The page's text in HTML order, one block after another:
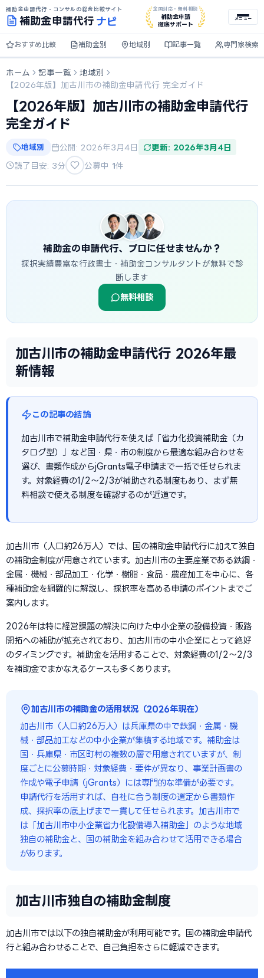
補助金申請代行・コンサルの総合比較サイト
補助金申請代行 ナビ
全国対応・無料相談
補助金申請
徹底サポート
メニュー
おすすめ比較 補助金別 地域別 記事一覧 専門家検索
ホーム 記事一覧
地域別
【2026年版】加古川市の補助金申請代行 完全ガイド
【2026年版】加古川市の補助金申請代行
完全ガイド
地域別 公開: 2026年3月4日 更新: 2026年3月4日
読了目安: 3分 公募中 1件
補助金の申請代行、プロに任せませんか？
採択実績豊富な行政書士・補助金コンサルタントが無料で診
断します
無料相談
加古川市の補助金申請代行 2026年最
新情報
この記事の結論
加古川市で補助金申請代行を使えば「省力化投資補助金（カ
タログ型）」など国・県・市の制度から最適な組み合わせを
選び、書類作成からjGrants電子申請まで一括で任せられま
す。対象経費の1/2〜2/3が補助される制度もあり、まず無
料相談で使える制度を確認するのが近道です。
加古川市（人口約26万人）では、国の補助金申請代行に加えて独自
の補助金制度が用意されています。加古川市の主要産業である鉄鋼・
金属・機械・部品加工・化学・樹脂・食品・農産加工を中心に、各
種補助金を網羅的に解説し、採択率を高める申請のポイントまでご
案内します。
2026年は特に経営課題の解決に向けた中小企業の設備投資・販路
開拓への補助が拡充されており、加古川市の中小企業にとって絶好
のタイミングです。補助金を活用することで、対象経費の1/2〜2/3
を補助金でまかなえるケースも多くあります。
加古川市の補助金の活用状況（2026年現在）
加古川市（人口約26万人）は兵庫県の中で鉄鋼・金属・機
械・部品加工などの中小企業が集積する地域です。補助金は
国・兵庫県・市区町村の複数の層で用意されていますが、制
度ごとに公募時期・対象経費・要件が異なり、事業計画書の
作成や電子申請（jGrants）には専門的な準備が必要です。
申請代行を活用すれば、自社に合う制度の選定から書類作
成、採択率の底上げまで一貫して任せられます。加古川市で
は「加古川市中小企業省力化設備導入補助金」のような地域
独自の補助金と、国の補助金を組み合わせて活用できる場合
があります。
加古川市独自の補助金制度
加古川市では以下の独自補助金が利用可能です。国の補助金申請代
行と組み合わせることで、自己負担をさらに軽減できます。